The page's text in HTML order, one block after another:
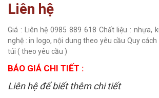
Liên hệ
Giá : Liên hệ 0985 889 618 Chất liệu : nhựa,
nghệ : in logo, nội dung theo yêu cầu Quy
túi ( theo yêu cầu )
BÁO GIÁ CHI TIẾT :
Liên hệ để biết thêm chi tiết